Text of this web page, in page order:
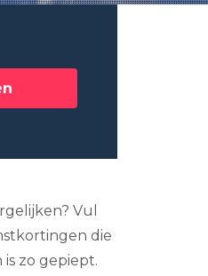
Vul
die
zo gepiept.